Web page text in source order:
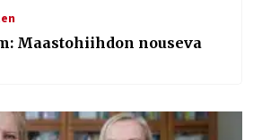
Maastohiihdon nouseva